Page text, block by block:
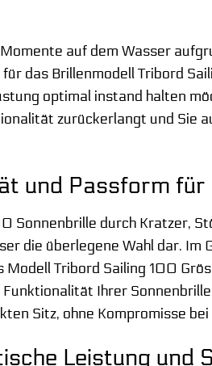
auf dem Wasser
das Brillenmodell Tribord
optimal instand halten
zurückerlangt und Sie
und Passform
Sonnenbrille durch Kratzer,
die überlegene Wahl dar.
Modell Tribord Sailing 100
Ihrer
Sitz, ohne Kompromisse
Leistung und